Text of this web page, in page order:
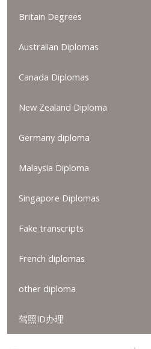
Britain Degrees
Australian Diplomas
Canada Diplomas
New Zealand Diploma
Germany diploma
Malaysia Diploma
Singapore Diplomas
Fake transcripts
French diplomas
other diploma
驾照ID办理